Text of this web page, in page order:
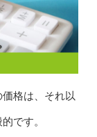
格は、それ以
です。